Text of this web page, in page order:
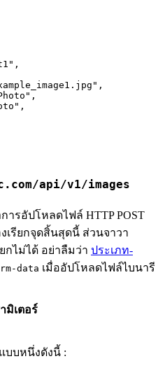
api/v1/images
รอัปโหลดไฟล์ HTTP POST
เรียกจุดสิ้นสุดนี้ ส่วนจาวา
กไม่ได้ อย่าลืมว่า ประเภท-
data เมื่ออัปโหลดไฟล์ไบนารี
มิเตอร์
บบหนึ่งดังนี้ :